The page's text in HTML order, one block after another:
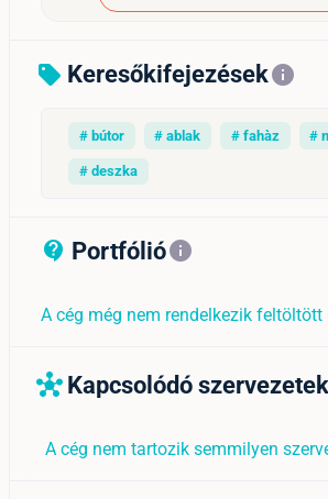
sell Keresőkifejezésekinfo
# bútor # ablak # fahàz #
# deszka
contact_support_outline
Portfólióinfo
A cég még nem rendelkezik feltöltött
hub Kapcsolódó szervezetek
A cég nem tartozik semmilyen